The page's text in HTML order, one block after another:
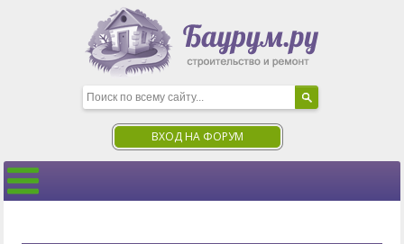
ВХОД НА ФОРУМ